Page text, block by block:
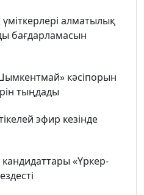
алматылық
бағдарламасын
кәсіпорын
тыңдады
эфир кезінде
«Үркер-